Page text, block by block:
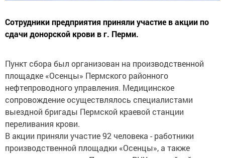
Сотрудники предприятия приняли участие в акции по
сдачи донорской крови в г. Перми.
Пункт сбора был организован на производственной
площадке «Осенцы» Пермского районного
нефтепроводного управления. Медицинское
сопровождение осуществлялось специалистами
выездной бригады Пермской краевой станции
переливания крови.
В акции приняли участие 92 человека - работники
производственной площадки «Осенцы», а также